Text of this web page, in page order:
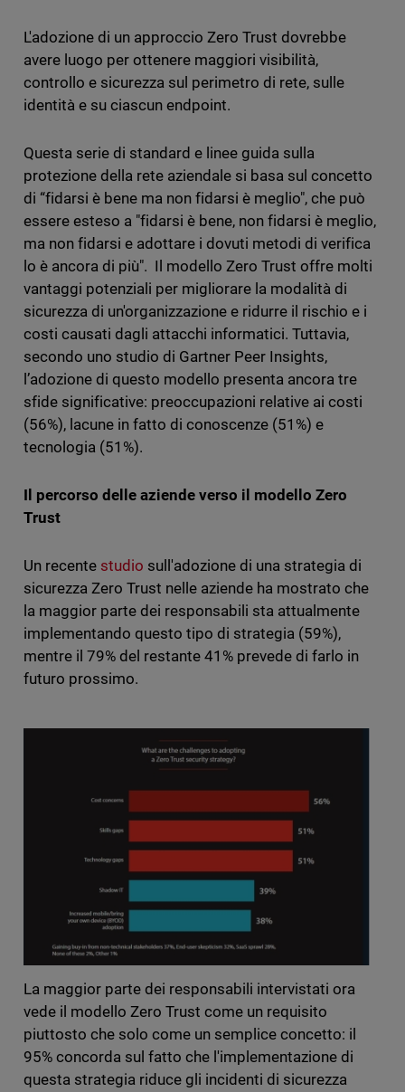
L'adozione di un approccio Zero Trust dovrebbe
avere luogo per ottenere maggiori visibilità,
controllo e sicurezza sul perimetro di rete, sulle
identità e su ciascun endpoint.
Questa serie di standard e linee guida sulla
protezione della rete aziendale si basa sul concetto
di “fidarsi è bene ma non fidarsi è meglio", che può
essere esteso a "fidarsi è bene, non fidarsi è meglio,
ma non fidarsi e adottare i dovuti metodi di verifica
lo è ancora di più". Il modello Zero Trust offre molti
vantaggi potenziali per migliorare la modalità di
sicurezza di un'organizzazione e ridurre il rischio e i
costi causati dagli attacchi informatici. Tuttavia,
secondo uno studio di Gartner Peer Insights,
l’adozione di questo modello presenta ancora tre
sfide significative: preoccupazioni relative ai costi
(56%), lacune in fatto di conoscenze (51%) e
tecnologia (51%).
Il percorso delle aziende verso il modello Zero
Trust
Un recente studio sull'adozione di una strategia di
sicurezza Zero Trust nelle aziende ha mostrato che
la maggior parte dei responsabili sta attualmente
implementando questo tipo di strategia (59%),
mentre il 79% del restante 41% prevede di farlo in
futuro prossimo.
La maggior parte dei responsabili intervistati ora
vede il modello Zero Trust come un requisito
piuttosto che solo come un semplice concetto: il
95% concorda sul fatto che l'implementazione di
questa strategia riduce gli incidenti di sicurezza